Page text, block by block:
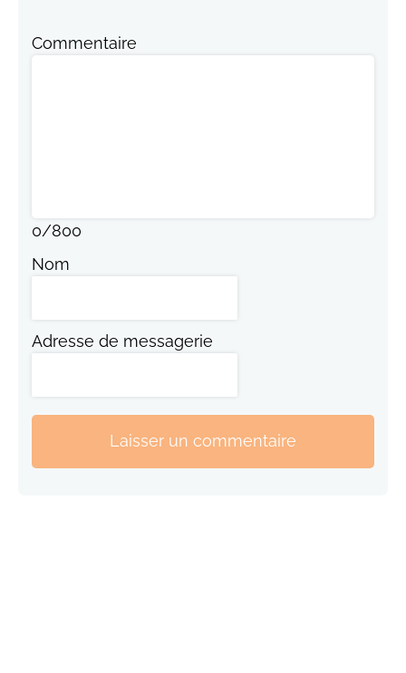
Commentaire
0/800
Nom
Adresse de messagerie
Laisser un commentaire